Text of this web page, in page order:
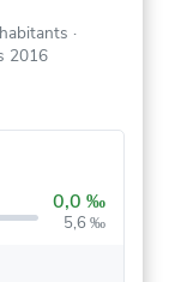
·
2016
0,0 ‰
5,6 ‰